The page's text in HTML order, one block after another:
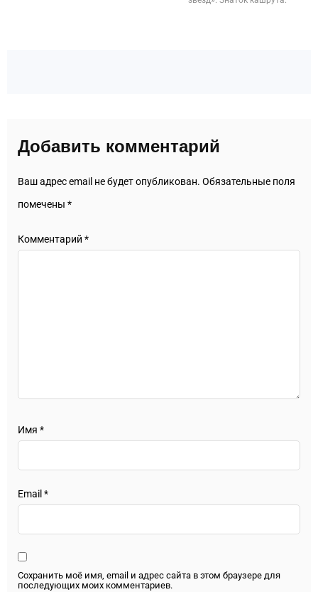
Добавить комментарий
Ваш адрес email не будет опубликован. Обязательные поля
помечены *
Комментарий *
Имя *
Email*
Сохранить моё имя, email и адрес сайта в этом браузере для
последующих моих комментариев.